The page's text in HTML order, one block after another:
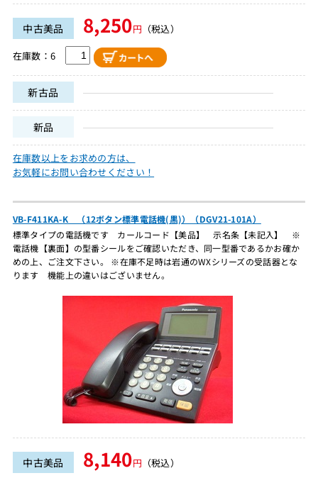
中古美品 8,250円 （税込）
在庫数：6
新古品
新品
在庫数以上をお求めの方は、
お気軽にお問い合わせください！
VB-F411KA-K （12ボタン標準電話機(黒)）（DGV21-101A）
標準タイプの電話機です カールコード【美品】 示名条【未記入】 ※
電話機【裏面】の型番シールをご確認いただき、同一型番であるかお確か
めの上、ご注文下さい。 ※在庫不足時は岩通のWXシリーズの受話器とな
ります 機能上の違いはございません。
中古美品 8,140円 （税込）